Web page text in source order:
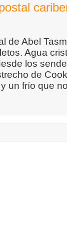
de Abel
Agua
los
de
un frío que